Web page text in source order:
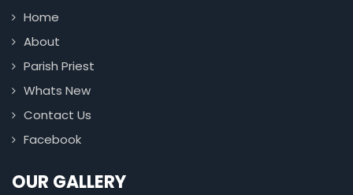
Home
About
Parish Priest
Whats New
Contact Us
Facebook
OUR GALLERY